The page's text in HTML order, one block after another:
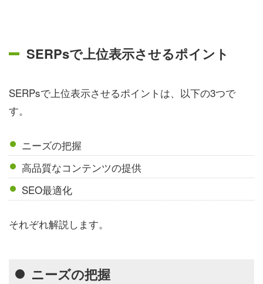
SERPsで上位表示させるポイント
SERPsで上位表示させるポイントは、以下の3つで
す。
ニーズの把握
高品質なコンテンツの提供
SEO最適化
それぞれ解説します。
ニーズの把握